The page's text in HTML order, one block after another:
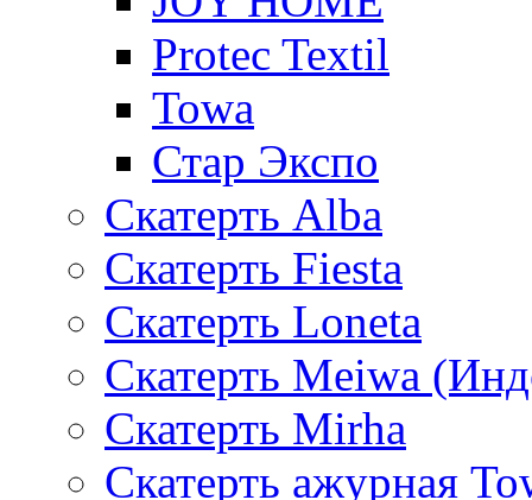
Protec Textil
Towa
Стар Экспо
Скатерть Alba
Скатерть Fiesta
Скатерть Loneta
Скатерть Meiwa
Скатерть Mirha
Скатерть ажурная